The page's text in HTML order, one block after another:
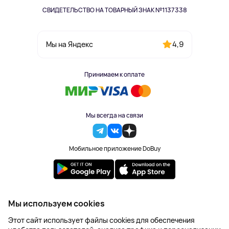
СВИДЕТЕЛЬСТВО НА ТОВАРНЫЙ ЗНАК №1137338
Мы на Яндекс 4,9
Принимаем к оплате
Мы всегда на связи
Мобильное приложение DoBuy
2023-2026 © DoBuy. Все права защищены
Правила обработки персональных данных
Пользовательское соглашение
Мы используем cookies
Этот сайт использует файлы cookies для обеспечения